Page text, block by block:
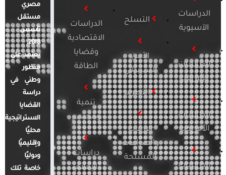
الدراسات
الآسيوية
الدراسات
الأفريقية
الدراسات
الأمريكية
الدراسات
التسلح
الأمن
السيبراني
التطرف
الإرهاب
والصراعات
المسلحة
الدراسات
الاقتصادية
وقضايا
الطاقة
تنمية
ومجتمع
دراسات
الإعلام
مصري
مستقل
تأسس
2018.
يعتمد على
منظور
وطني في
دراسة
القضايا
الاستراتيجية
محليًا
وإقليميًا
ودوليًا
خاصة تلك